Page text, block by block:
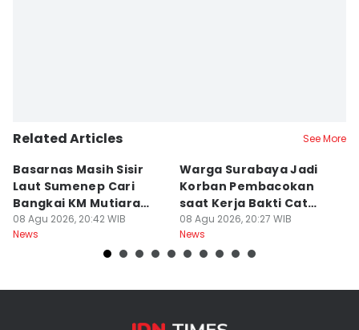
Related Articles See More
Basarnas Masih Sisir
Laut Sumenep Cari
Bangkai KM Mutiara
Sentosa II
08 Agu 2026, 20:42 WIB
News
Warga Surabaya Jadi
Korban Pembacokan
saat Kerja Bakti Cat
Gapura
08 Agu 2026, 20:27 WIB
News